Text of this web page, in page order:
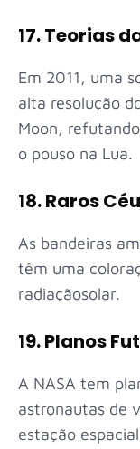
17. Teorias
Em 2011, uma
alta resolução
Moon,
o pouso na Lua.
18. Raros
As bandeiras
têm uma
radiaçãosolar.
19. Planos
A NASA tem
astronautas de
estação